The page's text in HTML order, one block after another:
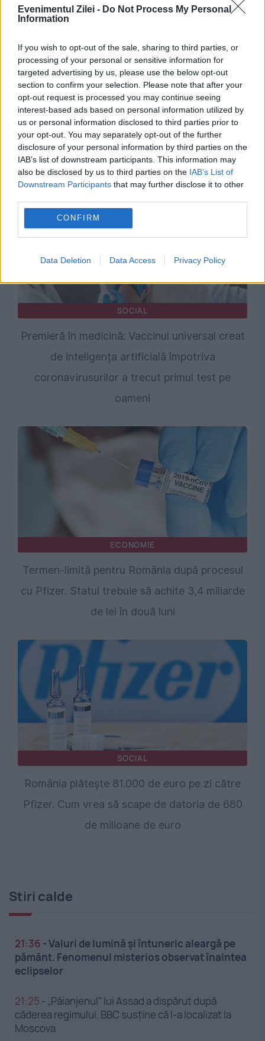
Evenimentul Zilei - Do Not Process My Personal
Information
If you wish to opt-out of the sale, sharing to third parties, or
processing of your personal or sensitive information for
targeted advertising by us, please use the below opt-out
section to confirm your selection. Please note that after your
opt-out request is processed you may continue seeing
interest-based ads based on personal information utilized by
us or personal information disclosed to third parties prior to
your opt-out. You may separately opt-out of the further
disclosure of your personal information by third parties on the
IAB’s list of downstream participants. This information may
also be disclosed by us to third parties on the IAB’s List of
Downstream Participants that may further disclose it to other
CONFIRM
Data Deletion Data Access Privacy Policy
POLITICA
PSD cere activarea mecanismului european
de urgență pentru energie și susține
menținerea centralelor pe cărbune. Critici la
adresa lui Bolojan
SOCIAL
Premieră în medicină: Vaccinul universal creat
de inteligența artificială împotriva
coronavirusurilor a trecut primul test pe
oameni
ECONOMIE
Termen-limită pentru România după procesul
cu Pfizer. Statul trebuie să achite 3,4 miliarde
de lei în două luni
SOCIAL
România plătește 81.000 de euro pe zi către
Pfizer. Cum vrea să scape de datoria de 680
de milioane de euro
Stiri calde
21:36 -Valuri de lumină și întuneric aleargă pe
pământ. Fenomenul misterios observat înaintea
eclipselor
21:25 - „Păianjenul” lui Assad a dispărut după
căderea regimului. BBC susține că l-a localizat la
Moscova